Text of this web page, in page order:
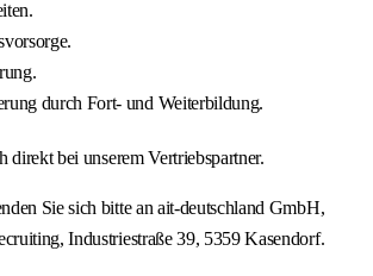
durch Fort- und Weiterbildung.
direkt bei unserem Vertriebspartner.
Sie sich bitte an ait-deutschland GmbH,
Industriestraße 39, 5359 Kasendorf.